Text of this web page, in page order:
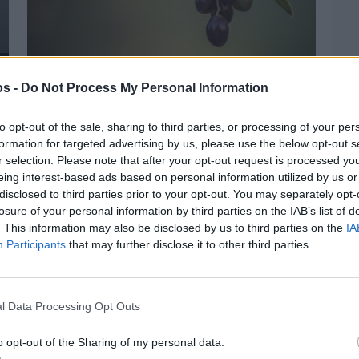
- Do Not Process My Personal Information
opt-out of the sale, sharing to third parties, or processing of your
for targeted advertising by us, please use the below opt-out
selection. Please note that after your opt-out request is processed
interest-based ads based on personal information utilized by us
to third parties prior to your opt-out. You may separately
of your personal information by third parties on the IAB’s list of
This information may also be disclosed by us to third parties on the
Participants that may further disclose it to other third parties.
Data Processing Opt Outs
opt-out of the Sharing of my personal data.
Πριν 4 ημέρες
προετοιμασία των ελαιοπαραγωγών στη
Χίο